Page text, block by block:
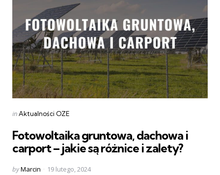
Categories
Posted
inAktualności OZE
Fotowoltaika gruntowa, dachowa i
carport – jakie są różnice i zalety?
Posted
byMarcin 19 lutego, 2024